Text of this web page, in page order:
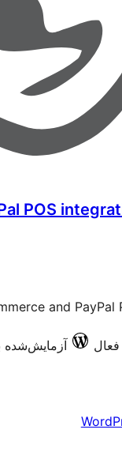
POS
and
آزمایش‌شده با